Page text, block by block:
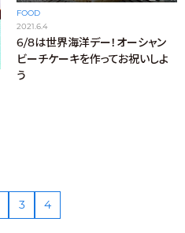
FOOD
2021.6.4
6/8は世界海洋デー！オーシャン
ビーチケーキを作ってお祝いしよ
う
3 4